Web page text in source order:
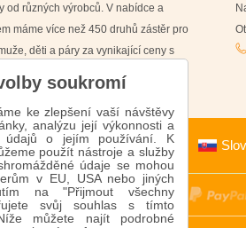
od různých výrobců. V nabídce a
máme více než 450 druhů zástěr pro
děti a páry za vynikající ceny s
soukromí
ke zlepšení vaší návštěvy
analýzu její výkonnosti a
údajů o jejím používání. K
použít nástroje a služby
údaje se mohou
v EU, USA nebo jiných
na "Přijmout všechny
svůj souhlas s tímto
můžete najít podrobné